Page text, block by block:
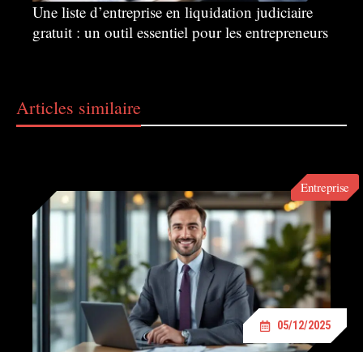
Une liste d’entreprise en liquidation judiciaire
gratuit : un outil essentiel pour les entrepreneurs
Articles similaire
Entreprise
05/12/2025